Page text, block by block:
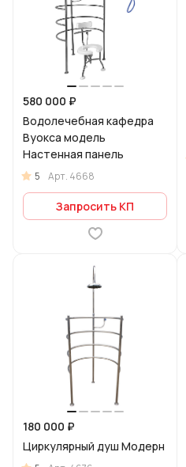
580 000 ₽
Водолечебная кафедра
Вуокса модель
Настенная панель
5 Арт. 4668
Запросить КП
180 000 ₽
Циркулярный душ Модерн